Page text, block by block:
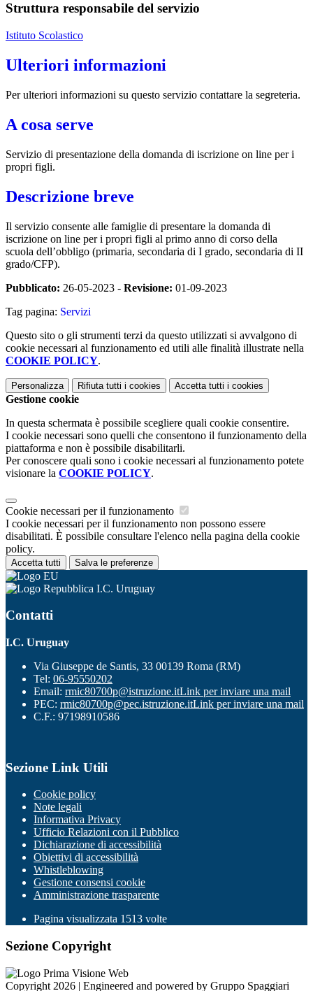
Struttura responsabile del servizio
Istituto Scolastico
Ulteriori informazioni
Per ulteriori informazioni su questo servizio contattare la segreteria.
A cosa serve
Servizio di presentazione della domanda di iscrizione on line per i
propri figli.
Descrizione breve
Il servizio consente alle famiglie di presentare la domanda di
iscrizione on line per i propri figli al primo anno di corso della
scuola dell’obbligo (primaria, secondaria di I grado, secondaria di II
grado/CFP).
Pubblicato: 26-05-2023 - Revisione: 01-09-2023
Tag pagina: Servizi
Questo sito o gli strumenti terzi da questo utilizzati si avvalgono di
cookie necessari al funzionamento ed utili alle finalità illustrate nella
COOKIE POLICY.
Personalizza Rifiuta tutti i cookies Accetta tutti i cookies
Gestione cookie
In questa schermata è possibile scegliere quali cookie consentire.
I cookie necessari sono quelli che consentono il funzionamento della
piattaforma e non è possibile disabilitarli.
Per conoscere quali sono i cookie necessari al funzionamento potete
visionare la COOKIE POLICY.
Cookie necessari per il funzionamento
I cookie necessari per il funzionamento non possono essere
disabilitati. È possibile consultare l'elenco nella pagina della cookie
policy.
Accetta tutti Salva le preferenze
I.C. Uruguay
Contatti
I.C. Uruguay
Via Giuseppe de Santis, 33 00139 Roma (RM)
Tel: 06-95550202
Email: rmic80700p@istruzione.itLink per inviare una mail
PEC: rmic80700p@pec.istruzione.itLink per inviare una mail
C.F.: 97198910586
Sezione Link Utili
Cookie policy
Note legali
Informativa Privacy
Ufficio Relazioni con il Pubblico
Dichiarazione di accessibilità
Obiettivi di accessibilità
Whistleblowing
Gestione consensi cookie
Amministrazione trasparente
Pagina visualizzata 1513 volte
Sezione Copyright
Copyright 2026 | Engineered and powered by Gruppo Spaggiari